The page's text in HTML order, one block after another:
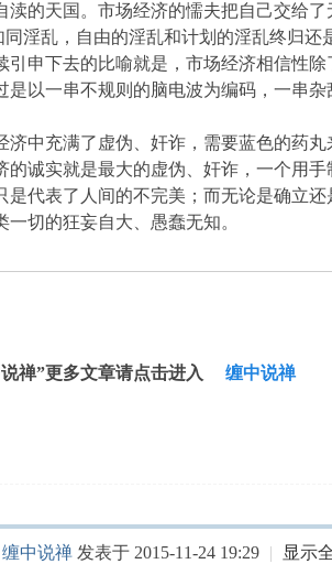
渎的天国。市场经济的懦夫把自己交给
乱，自由的淫乱和计划的淫乱终归还
引申下去的比喻就是，市场经济相信性
是以一串不规则的脑电波为编码，一串
充满了虚伪、奸诈，需要蓝色的药丸
的诚实就是最大的虚伪、奸诈，一个用
是代表了人间的不完美；而无论是确立
一切的狂妄自大、愚蠢无知。
禅”更多文章请点击进入 缠中说禅
缠中说禅 发表于 2015-11-24 19:29 | 显示